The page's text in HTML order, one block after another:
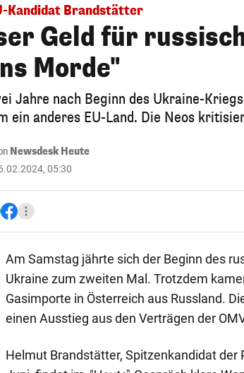
Kandidat Brandstätter
Geld für
Morde"
Jahre nach Beginn des Ukraine-
ein anderes EU-Land. Die Neos
Newsdesk Heute
05:30
Am Samstag jährte sich der Beginn des
Ukraine zum zweiten Mal. Trotzdem
Gasimporte in Österreich aus Russland.
einen Ausstieg aus den Verträgen der
Helmut Brandstätter, Spitzenkandidat der